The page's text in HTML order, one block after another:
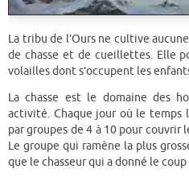
La tribu de l’Ours ne cultive
de chasse et de cueillettes. Elle
volailles dont s’occupent les
La chasse est le domaine des
activité. Chaque jour où le temps
par groupes de 4 à 10 pour couvrir
Le groupe qui ramène la plus
que le chasseur qui a donné le